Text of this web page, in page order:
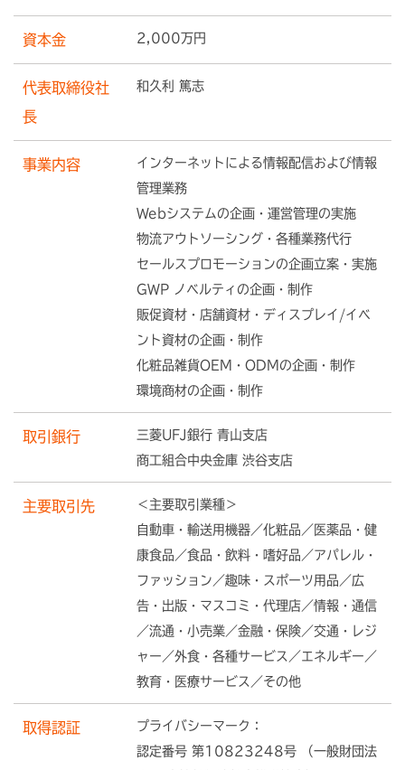
資本金 2,000万円
代表取締役社
長
和久利 篤志
事業内容
インターネットによる情報配信および情報
管理業務
Webシステムの企画・運営管理の実施
物流アウトソーシング・各種業務代行
セールスプロモーションの企画立案・実施
GWP ノベルティの企画・制作
販促資材・店舗資材・ディスプレイ/イベ
ント資材の企画・制作
化粧品雑貨OEM・ODMの企画・制作
環境商材の企画・制作
取引銀行
三菱UFJ銀行 青山支店
商工組合中央金庫 渋谷支店
主要取引先
＜主要取引業種＞
自動車・輸送用機器／化粧品／医薬品・健
康食品／食品・飲料・嗜好品／アパレル・
ファッション／趣味・スポーツ用品／広
告・出版・マスコミ・代理店／情報・通信
／流通・小売業／金融・保険／交通・レジ
ャー／外食・各種サービス／エネルギー／
教育・医療サービス／その他
取得認証
プライバシーマーク：
認定番号 第10823248号 （一般財団法